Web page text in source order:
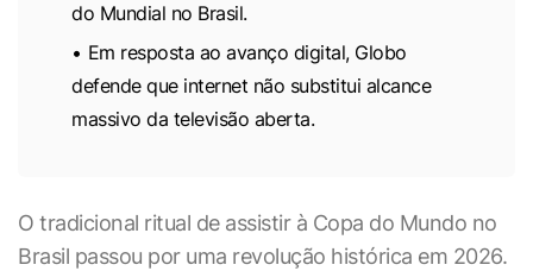
do Mundial no Brasil.
Em resposta ao avanço digital, Globo
defende que internet não substitui alcance
massivo da televisão aberta.
O tradicional ritual de assistir à Copa do Mundo no
Brasil passou por uma revolução histórica em 2026.